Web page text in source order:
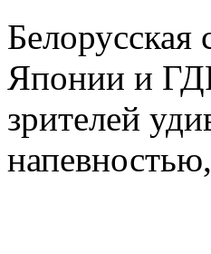
Японии и
зрителей